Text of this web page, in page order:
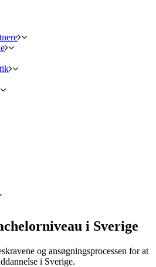
i Sverige
og ansøgningsprocessen for at
i Sverige.